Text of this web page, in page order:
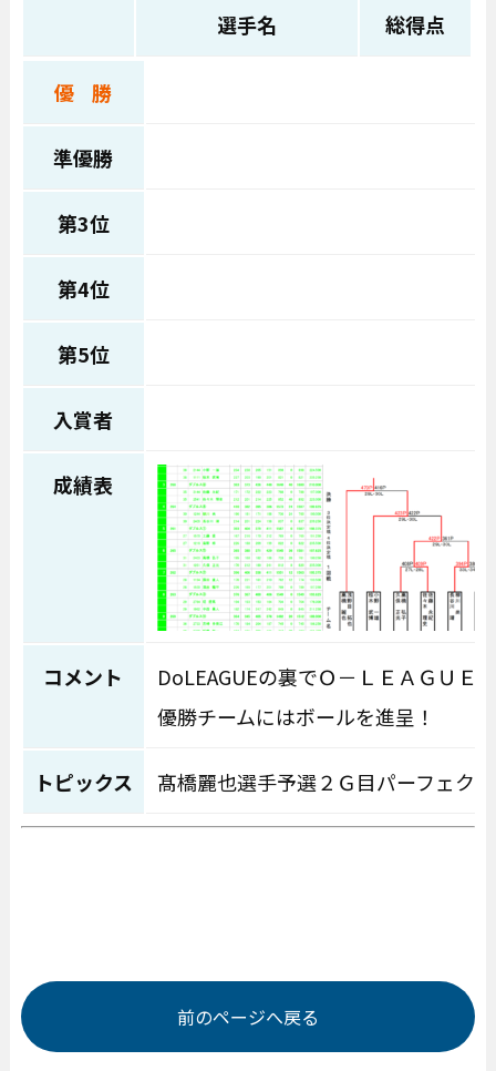
選手名 総得点
優 勝
準優勝
第3位
第4位
第5位
入賞者
成績表
コメント
DoLEAGUEの裏でＯ－ＬＥＡＧＵＥ
優勝チームにはボールを進呈！
トピックス 髙橋麗也選手予選２Ｇ目パーフェク
前のページへ戻る